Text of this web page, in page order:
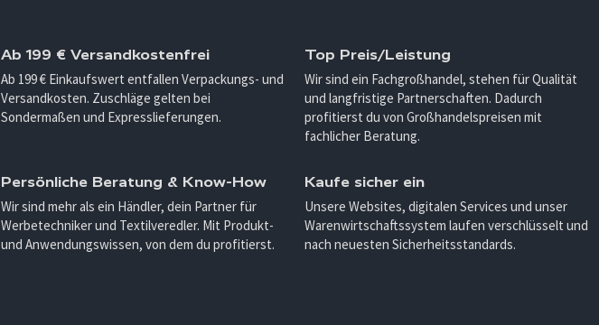
Ab 199 € Versandkostenfrei
Ab 199 € Einkaufswert entfallen Verpackungs- und
Versandkosten. Zuschläge gelten bei
Sondermaßen und Expresslieferungen.
Top Preis/Leistung
Wir sind ein Fachgroßhandel, stehen für Qualität
und langfristige Partnerschaften. Dadurch
profitierst du von Großhandelspreisen mit
fachlicher Beratung.
Persönliche Beratung & Know-How
Wir sind mehr als ein Händler, dein Partner für
Werbetechniker und Textilveredler. Mit Produkt-
und Anwendungswissen, von dem du profitierst.
Kaufe sicher ein
Unsere Websites, digitalen Services und unser
Warenwirtschaftssystem laufen verschlüsselt und
nach neuesten Sicherheitsstandards.